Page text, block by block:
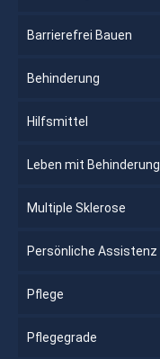
Barrierefrei Bauen
Behinderung
Hilfsmittel
Leben mit Behinderung
Multiple Sklerose
Persönliche Assistenz
Pflege
Pflegegrade